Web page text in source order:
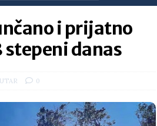
i prijatno
stepeni danas
0